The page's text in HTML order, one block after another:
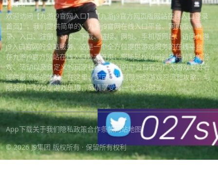
J9集团
欢迎访问【九游j9官网入口】【九游j9官方网页版网站在线入口登录
首页】，我们提供简单的：九游j9官网在线入口平台、网页版、登
录、入口、注册、app、下载、链接、网址、手机版网站、访问九游
j9入口官网的全站服务，这是一个全方位提供游戏服务的在线平台。
在九游j9官方网站在线入口登录首页，您能轻松访问到各种精彩的游
戏、活动以及自定义的玩家社区。我们的平台旨在为广大游戏爱好者
提供最流畅的体验。在这里，您可以找到最新的游戏资讯和攻略，与
朋友们一起分享游戏乐趣，尽情享受每一个游戏时光。
App下载关于我们隐私政策合作条款网站地图
© 2026 J9集团 版权所有 · 保留所有权利